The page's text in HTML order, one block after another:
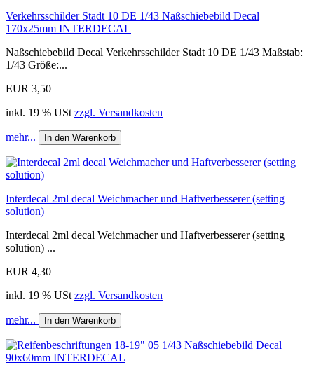
Verkehrsschilder Stadt 10 DE 1/43 Naßschiebebild Decal
170x25mm INTERDECAL
Naßschiebebild Decal Verkehrsschilder Stadt 10 DE 1/43 Maßstab:
1/43 Größe:...
EUR 3,50
inkl. 19 % USt zzgl. Versandkosten
mehr... In den Warenkorb
Interdecal 2ml decal Weichmacher und Haftverbesserer (setting
solution)
Interdecal 2ml decal Weichmacher und Haftverbesserer (setting
solution) ...
EUR 4,30
inkl. 19 % USt zzgl. Versandkosten
mehr... In den Warenkorb